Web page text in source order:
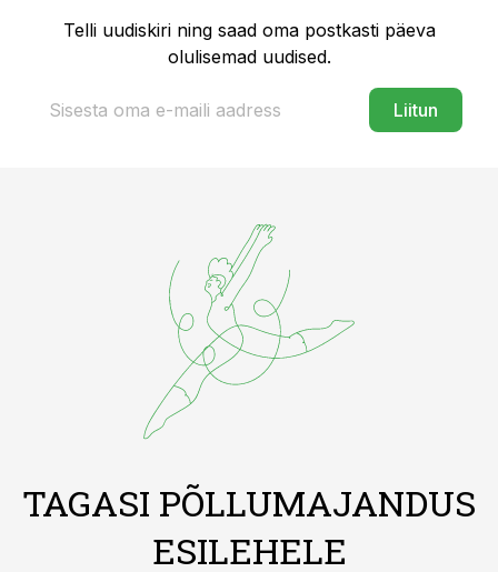
Telli uudiskiri ning saad oma postkasti päeva
olulisemad uudised.
Liitun
TAGASI PÕLLUMAJANDUS
ESILEHELE